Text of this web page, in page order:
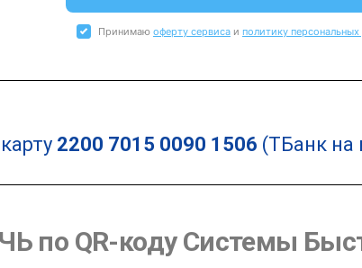
Принимаю оферту сервиса и политику
2200 7015 0090 1506 (ТБанк на
по QR-коду Системы